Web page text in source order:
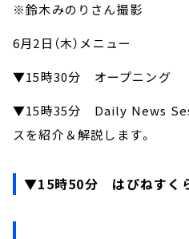
※鈴木みのりさん撮影
6月2日（木）メニュー
▼15時30分 オープニング
▼15時35分 Daily News
スを紹介＆解説します。
▼15時50分 はぴねすく